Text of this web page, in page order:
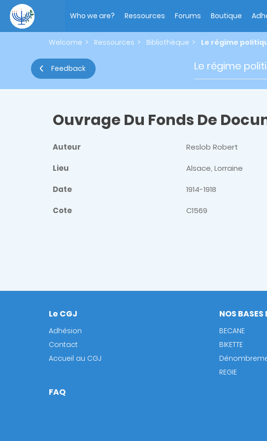
main
content
navigation
Who we are? Ressources Forums Boutique
Welcome Ressources Bibliothèque Le régime
Feedback Le régime
Ouvrage Du Fonds De
Auteur Reslob Robert
Lieu Alsace, Lorraine
Date 1914-1918
Cote C1569
Footer
Le CGJ
Adhésion
Contact
Accueil au CGJ
NOS BASES
BECANE
BIKETTE
REGIE
FAQ